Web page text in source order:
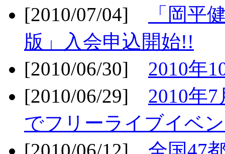
[2010/07/04]
「岡平
版」入会申込開始!!
[2010/06/30] 2010年
[2010/06/29] 2010年
でフリーライブイベ